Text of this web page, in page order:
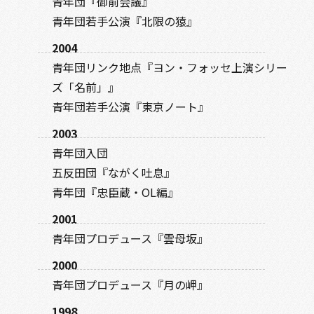
青年団若手公演『北限の猿』
2004
青年団リンク地点『ヨン・フォッセ上演シリー
ズ「名前」』
青年団若手公演『東京ノート』
2003
青年団入団
五反田団『ながく吐息』
青年団『忠臣蔵・OL編』
2001
青年団プロデュース『雲母坂』
2000
青年団プロデュース『月の岬』